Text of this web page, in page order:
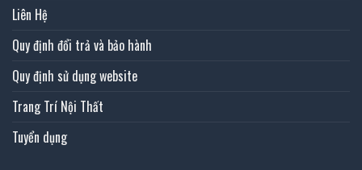
Liên Hệ
Quy định đổi trả và bảo hành
Quy định sử dụng website
Trang Trí Nội Thất
Tuyển dụng